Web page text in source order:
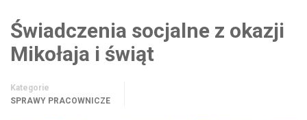
Świadczenia socjalne z okazji
Mikołaja i świąt
Kategorie
SPRAWY PRACOWNICZE